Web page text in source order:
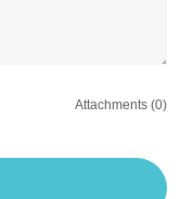
Attachments (0)